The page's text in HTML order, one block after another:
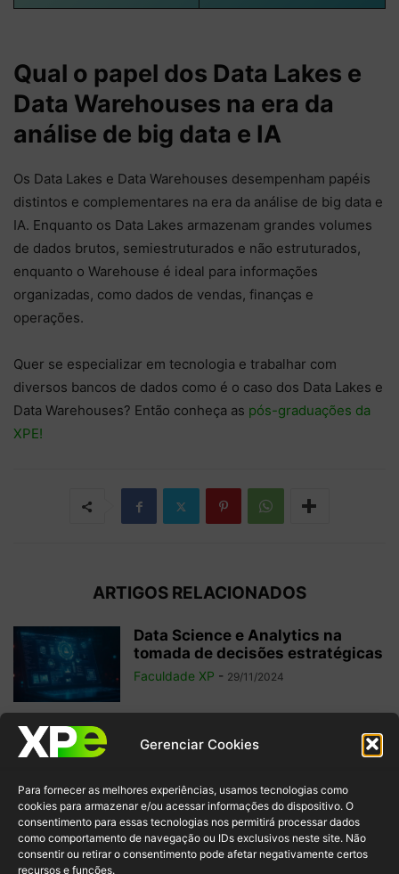
Gerenciar Cookies
Para fornecer as melhores experiências, usamos tecnologias como
cookies para armazenar e/ou acessar informações do dispositivo. O
consentimento para essas tecnologias nos permitirá processar dados
como comportamento de navegação ou IDs exclusivos neste site. Não
consentir ou retirar o consentimento pode afetar negativamente certos
recursos e funções.
Qual o papel dos Data Lakes e
Data Warehouses na era da
análise de big data e IA
Os Data Lakes e Data Warehouses desempenham papéis
distintos e complementares na era da análise de big data e
IA. Enquanto os Data Lakes armazenam grandes volumes
de dados brutos, semiestruturados e não estruturados,
enquanto o Warehouse é ideal para informações
organizadas, como dados de vendas, finanças e
operações.
Quer se especializar em tecnologia e trabalhar com
diversos bancos de dados como é o caso dos Data Lakes e
Data Warehouses? Então conheça as pós-graduações da
XPE!
ARTIGOS RELACIONADOS
Data Science e Analytics na
tomada de decisões estratégicas
Faculdade XP - 29/11/2024
Análise de Dados: quais métricas
o profissional de Dados precisa
Redação Faculdade XP - 01/04/2024
Nômade Digital: 10 Profissões na
Área de Tecnologia para